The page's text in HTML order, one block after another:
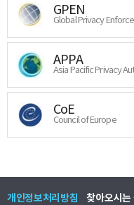
GPEN
Global Privacy
APPA
Asia Pacific Privacy
CoE
Council of Europe
개인정보처리방침 찾아오시는